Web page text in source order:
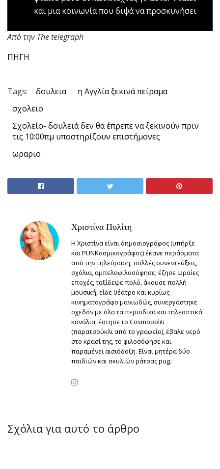
και μια κοινωνία που διψά να προσκυνήσει
Aπό την The telegraph
ΠΗΓΗ
Tags: δουλεια
η Αγγλία ξεκινά πείραμα
σχολειο
Σχολείο- δουλειά δεν θα έπρεπε να ξεκινούν πριν
τις 10:00πμ υποστηρίζουν επιστήμονες
ωραριο
Χριστίνα Πολίτη
Η Χριστίνα είναι δημοσιογράφος (υπήρξε
και PUNKοσμικογράφος) έκανε περάσματα
από την τηλεόραση, πολλές συνεντεύξεις,
σχόλια, αμπελοφιλοσόφησε, έζησε ωραίες
εποχές, ταξίδεψε πολύ, άκουσε πολλή
μουσική, είδε θέατρο και κυρίως
κινηματογράφο μανιωδώς, συνεργάστηκε
σχεδόν με όλα τα περιοδικά και τηλεοπτικά
κανάλια, έστησε το Cosmopoliti
(παρατσούκλι από το γραφείο), έβαλε νερό
στο κρασί της, το φιλοσόφησε και
παραμένει αισιόδοξη. Είναι μητέρα δύο
παιδιών και σκυλιών ράτσας pug.
Σχόλια για αυτό το άρθρο